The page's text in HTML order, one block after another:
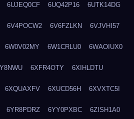
6UJEQ0CF 6UQ42P16 6UTK14DG
6V4POCW2 6V6FZLKN 6VJVHI57
6W0V02MY 6W1CRLU0 6WAOIUX0
6XFR4OTY 6XIHLDTU
6XQUAXFV 6XUCD56H 6XVXTC5I
6YR8PDRZ 6YY0PXBC 6ZISH1A0